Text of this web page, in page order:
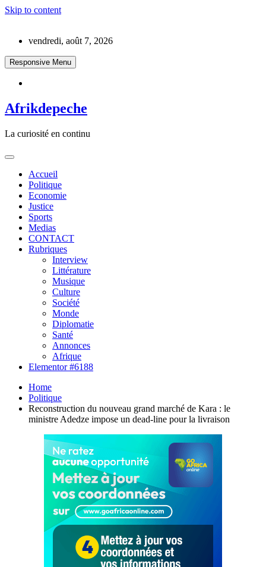
Skip to content
vendredi, août 7, 2026
Responsive Menu
Afrikdepeche
La curiosité en continu
Accueil
Politique
Economie
Justice
Sports
Medias
CONTACT
Rubriques
Interview
Littérature
Musique
Culture
Société
Monde
Diplomatie
Santé
Annonces
Afrique
Elementor #6188
Home
Politique
Reconstruction du nouveau grand marché de Kara : le
ministre Adedze impose un dead-line pour la livraison